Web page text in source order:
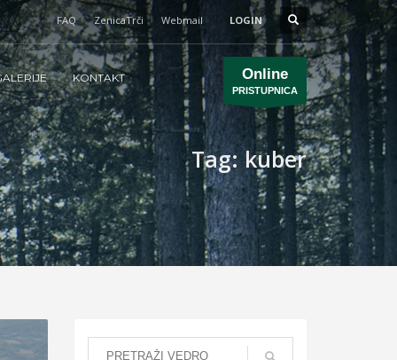
FAQ ZenicaTrči Webmail LOGIN
KONTAKT Online
PRISTUPNICA
Tag: kuber